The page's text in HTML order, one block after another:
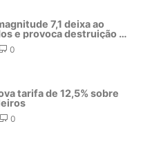
7,1 deixa ao
e provoca destruição no
0
tarifa de 12,5% sobre
0